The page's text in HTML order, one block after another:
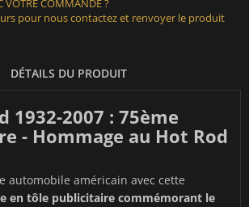
VOTRE COMMANDE ?
pour nous contactez et renvoyer le produit
DÉTAILS DU PRODUIT
1932-2007 : 75ème
- Hommage au Hot Rod
automobile américain avec cette
en tôle publicitaire commémorant le